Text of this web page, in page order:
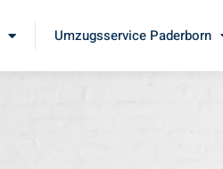
Umzugsservice Paderborn